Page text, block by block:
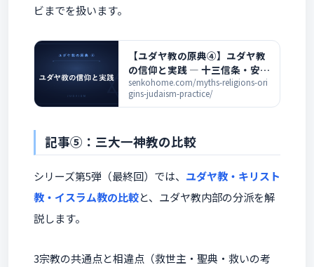
ビまでを扱います。
【ユダヤ教の原典④】ユダヤ教
の信仰と実践 ― 十三信条・安息
日・コーシェルを解説
senkohome.com/myths-religions-ori
gins-judaism-practice/
記事⑤：三大一神教の比較
シリーズ第5弾（最終回）では、 ユダヤ教・キリスト
教・イスラム教の比較と、ユダヤ教内部の分派を解
説します。
3宗教の共通点と相違点（救世主・聖典・救いの考